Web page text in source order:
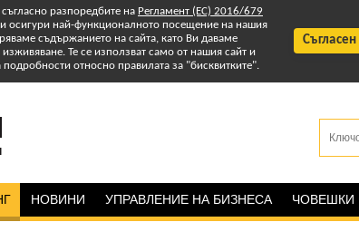
разпоредбите на Регламент (ЕС) 2016/679
осигури най-функционалното посещение на нашия
съдържанието на сайта, като Ви даваме
Те се използват само от нашия сайт и
подробности относно правилата за "бисквитките".
НОВИНИ УПРАВЛЕНИЕ НА БИЗНЕСА ЧОВЕШКИ